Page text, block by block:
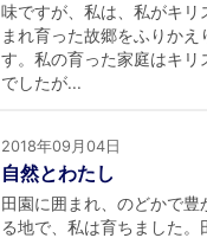
味ですが、私は、私がキリ
まれ育った故郷をふりかえ
す。私の育った家庭はキリ
でしたが...
2018年09月04日
自然とわたし
田園に囲まれ、のどかで豊
る地で、私は育ちました。